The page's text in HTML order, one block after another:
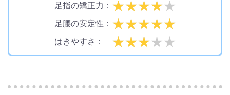
足指の矯正力：
足腰の安定性：
はきやすさ：